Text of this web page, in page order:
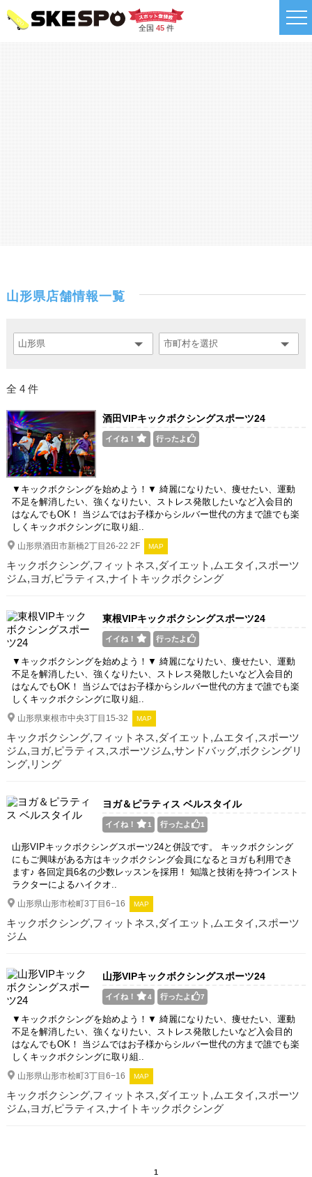
全国 45件
山形県店舗情報一覧
全 4 件
酒田VIPキックボクシングスポーツ24
イイね！ 行ったよ
▼キックボクシングを始めよう！▼ 綺麗になりたい、痩せたい、運動
不足を解消したい、強くなりたい、ストレス発散したいなど入会目的
はなんでもOK！ 当ジムではお子様からシルバー世代の方まで誰でも楽
しくキックボクシングに取り組..
山形県酒田市新橋2丁目26-22 2F MAP
キックボクシング,フィットネス,ダイエット,ムエタイ,スポーツ
ジム,ヨガ,ピラティス,ナイトキックボクシング
東根VIPキックボクシングスポーツ24
イイね！ 行ったよ
▼キックボクシングを始めよう！▼ 綺麗になりたい、痩せたい、運動
不足を解消したい、強くなりたい、ストレス発散したいなど入会目的
はなんでもOK！ 当ジムではお子様からシルバー世代の方まで誰でも楽
しくキックボクシングに取り組..
山形県東根市中央3丁目15-32 MAP
キックボクシング,フィットネス,ダイエット,ムエタイ,スポーツ
ジム,ヨガ,ピラティス,スポーツジム,サンドバッグ,ボクシングリ
ング,リング
ヨガ＆ピラティス ベルスタイル
イイね！ 1 行ったよ 1
山形VIPキックボクシングスポーツ24と併設です。 キックボクシング
にもご興味がある方はキックボクシング会員になるとヨガも利用でき
ます♪ 各回定員6名の少数レッスンを採用！ 知識と技術を持つインスト
ラクターによるハイクオ..
山形県山形市桧町3丁目6−16 MAP
キックボクシング,フィットネス,ダイエット,ムエタイ,スポーツ
ジム
山形VIPキックボクシングスポーツ24
イイね！ 4 行ったよ 7
▼キックボクシングを始めよう！▼ 綺麗になりたい、痩せたい、運動
不足を解消したい、強くなりたい、ストレス発散したいなど入会目的
はなんでもOK！ 当ジムではお子様からシルバー世代の方まで誰でも楽
しくキックボクシングに取り組..
山形県山形市桧町3丁目6−16 MAP
キックボクシング,フィットネス,ダイエット,ムエタイ,スポーツ
ジム,ヨガ,ピラティス,ナイトキックボクシング
1